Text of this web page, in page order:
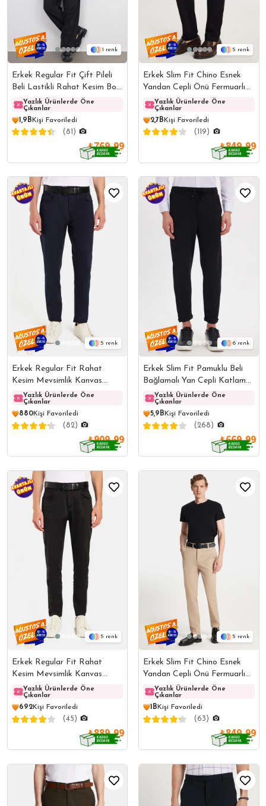
1
Erkek Regular Fit Çift Pileli
Beli Lastikli Rahat Kesim Bol
Paça Baggy Siyah Pantolon
Yazlık Ürünlerde Öne
Çıkanlar
Yazlık Ürünlerde Öne
Çıkanlar
1,9B Kişi Favoriledi
(81)
₺769,99
5
Erkek Slim Fit Chino Esnek
Yandan Cepli Önü Fermuarlı
Pamuklu Dokulu Siyah
Pantolon
Yazlık Ürünlerde Öne
Çıkanlar
2,7B Kişi Favoriledi
(119)
₺849,99
5
Erkek Regular Fit Rahat
Kesim Mevsimlik Kanvas
Lacivert Pantolon
Yazlık Ürünlerde Öne
Çıkanlar
Yazlık Ürünlerde Öne
Çıkanlar
880Kişi Favoriledi
(82)
₺909,99
6
Erkek Slim Fit Pamuklu Beli
Bağlamalı Yan Cepli Katlamalı
Paça Jogger Siyah Pantolon
Yazlık Ürünlerde Öne
Çıkanlar
5,9B Kişi Favoriledi
(268)
₺669,99
5
Erkek Regular Fit Rahat
Kesim Mevsimlik Kanvas
Siyah Pantolon
Yazlık Ürünlerde Öne
Çıkanlar
Yazlık Ürünlerde Öne
Çıkanlar
692Kişi Favoriledi
(45)
₺889,99
5
Erkek Slim Fit Chino Esnek
Yandan Cepli Önü Fermuarlı
Pamuklu Dokulu Bej Pantolon
Yazlık Ürünlerde Öne
Çıkanlar
1B Kişi Favoriledi
(63)
₺849,99